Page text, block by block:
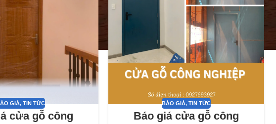
GIÁ, TIN TỨC
cửa gỗ công
BÁO GIÁ, TIN TỨC
Báo giá cửa gỗ công